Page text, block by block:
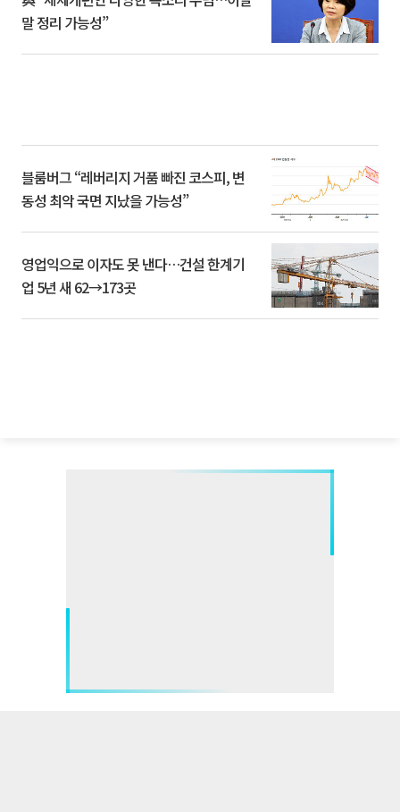
말 정리 가능성”
블룸버그 “레버리지 거품 빠진 코스피, 변
동성 최악 국면 지났을 가능성”
영업익으로 이자도 못 낸다…건설 한계기
업 5년 새 62→173곳